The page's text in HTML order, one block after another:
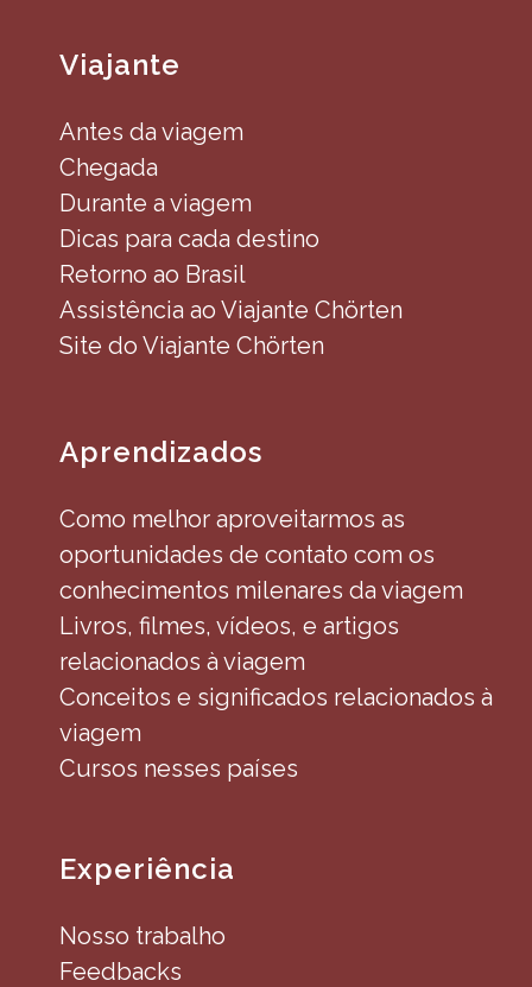
Viajante
Antes da viagem
Chegada
Durante a viagem
Dicas para cada destino
Retorno ao Brasil
Assistência ao Viajante Chörten
Site do Viajante Chörten
Aprendizados
Como melhor aproveitarmos as
oportunidades de contato com os
conhecimentos milenares da viagem
Livros, filmes, vídeos, e artigos
relacionados à viagem
Conceitos e significados relacionados à
viagem
Cursos nesses países
Experiência
Nosso trabalho
Feedbacks